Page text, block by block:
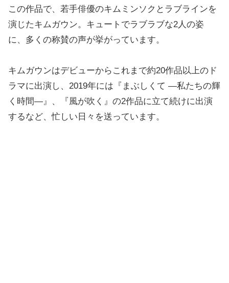
この作品で、若手俳優のキムミンソクとラブラインを
演じたキムガウン。キュートでラブラブな2人の姿
に、多くの称賛の声が挙がっています。
キムガウンはデビューからこれまで約20作品以上のド
ラマに出演し、2019年には『まぶしくて ―私たちの輝
く時間―』、『風が吹く』の2作品に立て続けに出演
するなど、忙しい日々を送っています。